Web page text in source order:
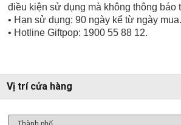
điều kiện sử dụng mà không thông báo
• Hạn sử dụng: 90 ngày kể từ ngày mua.
• Hotline Giftpop: 1900 55 88 12.
Vị trí cửa hàng